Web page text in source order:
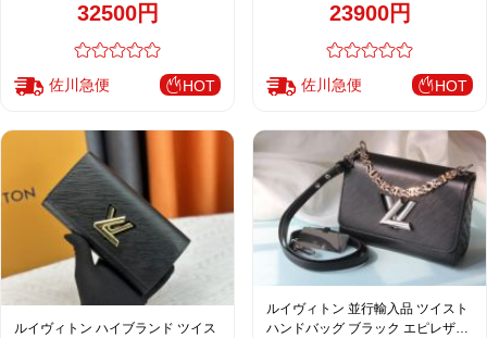
ース 人気モデル M24151
32500円
佐川急便 HOT
ザイン M50506 M11723 M11724
23900円
佐川急便 HOT
ルイヴィトン ハイブランド ツイス
ルイヴィトン 並行輸入品 ツイスト
ハンドバッグ ブラック エピレザー